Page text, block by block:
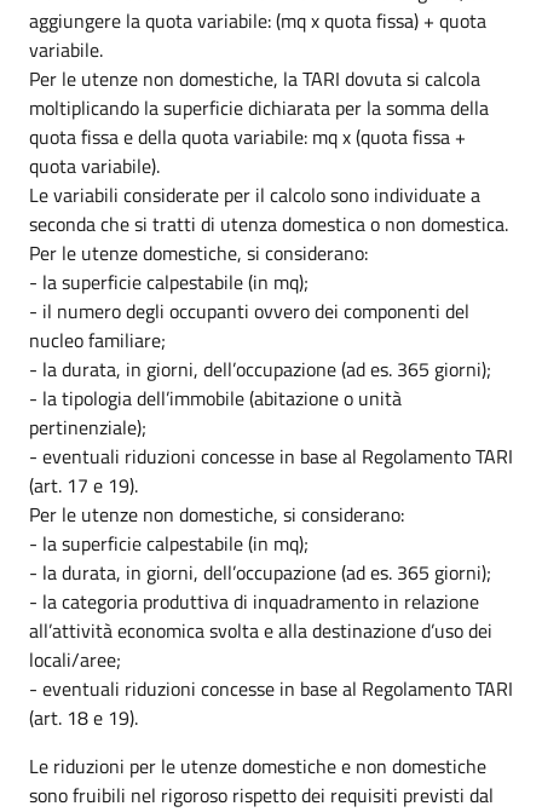
aggiungere la quota variabile: (mq x quota fissa) + quota
variabile.
Per le utenze non domestiche, la TARI dovuta si calcola
moltiplicando la superficie dichiarata per la somma della
quota fissa e della quota variabile: mq x (quota fissa +
quota variabile).
Le variabili considerate per il calcolo sono individuate a
seconda che si tratti di utenza domestica o non domestica.
Per le utenze domestiche, si considerano:
- la superficie calpestabile (in mq);
- il numero degli occupanti ovvero dei componenti del
nucleo familiare;
- la durata, in giorni, dell’occupazione (ad es. 365 giorni);
- la tipologia dell’immobile (abitazione o unità
pertinenziale);
- eventuali riduzioni concesse in base al Regolamento TARI
(art. 17 e 19).
Per le utenze non domestiche, si considerano:
- la superficie calpestabile (in mq);
- la durata, in giorni, dell’occupazione (ad es. 365 giorni);
- la categoria produttiva di inquadramento in relazione
all’attività economica svolta e alla destinazione d’uso dei
locali/aree;
- eventuali riduzioni concesse in base al Regolamento TARI
(art. 18 e 19).
Le riduzioni per le utenze domestiche e non domestiche
sono fruibili nel rigoroso rispetto dei requisiti previsti dal